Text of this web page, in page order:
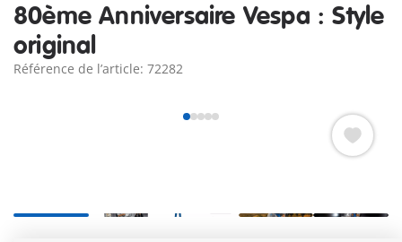
80ème Anniversaire Vespa : Style
original
Référence de l’article: 72282